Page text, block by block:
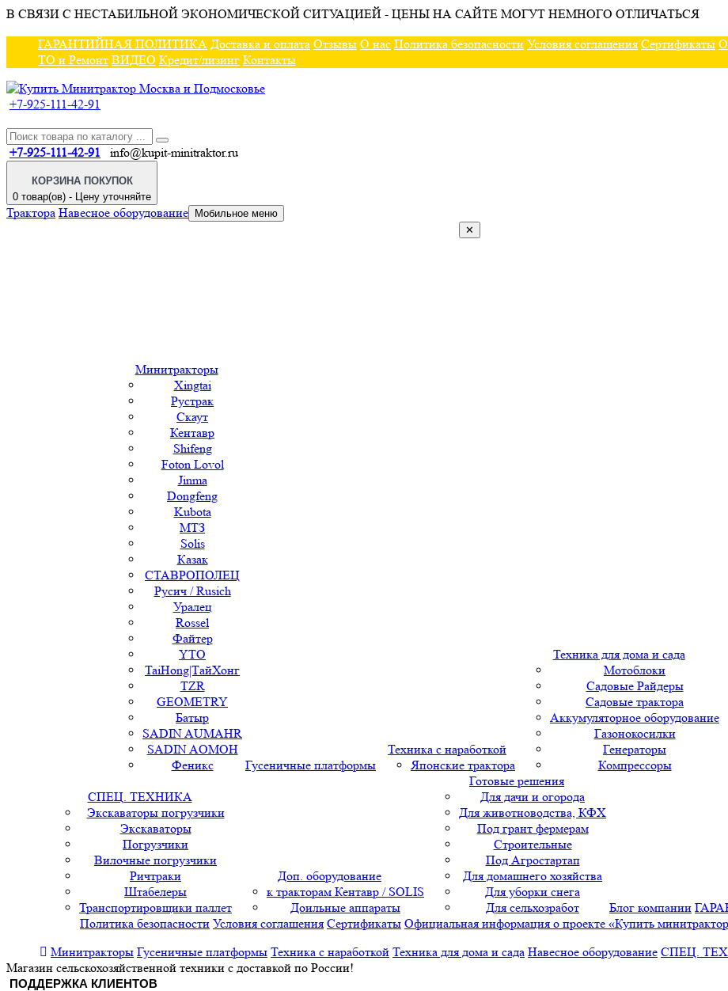
В СВЯЗИ С НЕСТАБИЛЬНОЙ ЭКОНОМИЧЕСКОЙ СИТУАЦИЕЙ - ЦЕНЫ НА САЙТЕ МОГУТ НЕМНОГО ОТЛИЧАТЬСЯ
ГАРАНТИЙНАЯ ПОЛИТИКА Доставка и оплата Отзывы О нас Политика безопасности Условия соглашения Сертификаты
ТО и Ремонт ВИДЕО Кредит/лизинг Контакты
+7-925-111-42-91
+7-925-111-42-91 info@kupit-minitraktor.ru
КОРЗИНА ПОКУПОК
0 товар(ов) - Цену уточняйте
Трактора Навесное оборудование
Мобильное меню
✕
Минитракторы
Xingtai
Рустрак
Скаут
Кентавр
Shifeng
Foton Lovol
Jinma
Dongfeng
Kubota
МТЗ
Solis
Казак
СТАВРОПОЛЕЦ
Русич / Rusich
Уралец
Rossel
Файтер
YTO
TaiHong|ТайХонг
TZR
GEOMETRY
Батыр
SADIN AUMAHR
SADIN AOMOH
Феникс
Гусеничные платформы
Техника с наработкой
Японские трактора
Техника для дома и сада
Мотоблоки
Садовые Райдеры
Садовые трактора
Аккумуляторное оборудование
Газонокосилки
Генераторы
Компрессоры
СПЕЦ. ТЕХНИКА
Экскаваторы погрузчики
Экскаваторы
Погрузчики
Вилочные погрузчики
Ричтраки
Штабелеры
Транспортировщики паллет
Доп. оборудование
к тракторам Кентавр / SOLIS
Доильные аппараты
Готовые решения
Для дачи и огорода
Для животноводства, КФХ
Под грант фермерам
Строительные
Под Агростартап
Для домашнего хозяйства
Для уборки снега
Для сельхозработ
Блог компании
Политика безопасности Условия соглашения Сертификаты Официальная информация о проекте «Купить
Минитракторы Гусеничные платформы Техника с наработкой Техника для дома и сада Навесное оборудование СПЕЦ.
Магазин сельскохозяйственной техники с доставкой по России!
ПОДДЕРЖКА КЛИЕНТОВ